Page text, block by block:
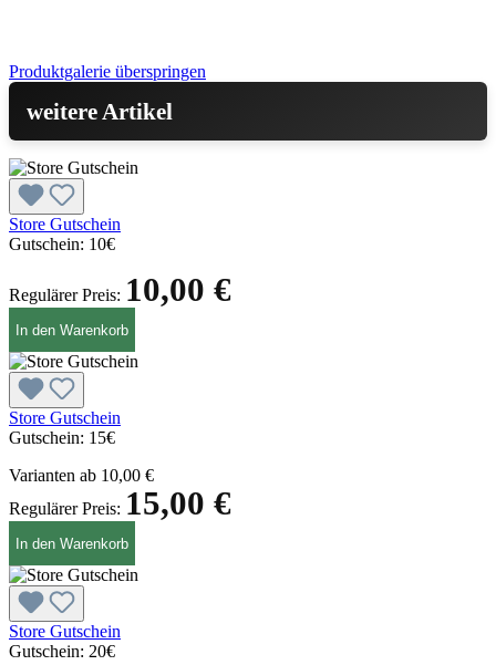
Produktgalerie überspringen
weitere Artikel
Store Gutschein
Gutschein: 10€
Regulärer Preis: 10,00 €
In den Warenkorb
Store Gutschein
Gutschein: 15€
Varianten ab 10,00 €
Regulärer Preis: 15,00 €
In den Warenkorb
Store Gutschein
Gutschein: 20€